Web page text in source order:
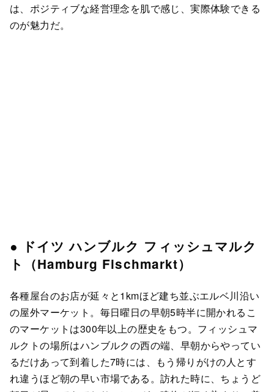
は、ポジティブな経営理念を肌で感じ、実際体験できる
のが魅力だ。
● ドイツ ハンブルク フィッシュマルク
ト（Hamburg Fischmarkt）
各種屋台のお店が延々と1kmほど建ち並ぶエルベ川沿い
の屋外マーケット。毎日曜日の早朝5時半に開かれるこ
のマーケットは300年以上の歴史をもつ。フィッシュマ
ルクトの場所はハンブルクの西の端、早朝からやってい
るだけあって到着した7時には、もう帰りがけの人とす
れ違うほど朝の早い市場である。訪れた時に、ちょうど